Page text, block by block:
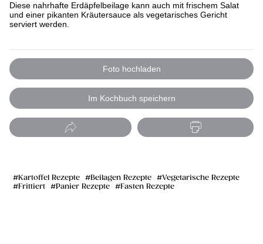
Diese nahrhafte Erdäpfelbeilage kann auch mit frischem Salat
und einer pikanten Kräutersauce als vegetarisches Gericht
serviert werden.
Foto hochladen
Im Kochbuch speichern
Kartoffel Rezepte Beilagen Rezepte
Vegetarische Rezepte
Frittiert
Panier Rezepte Fasten Rezepte